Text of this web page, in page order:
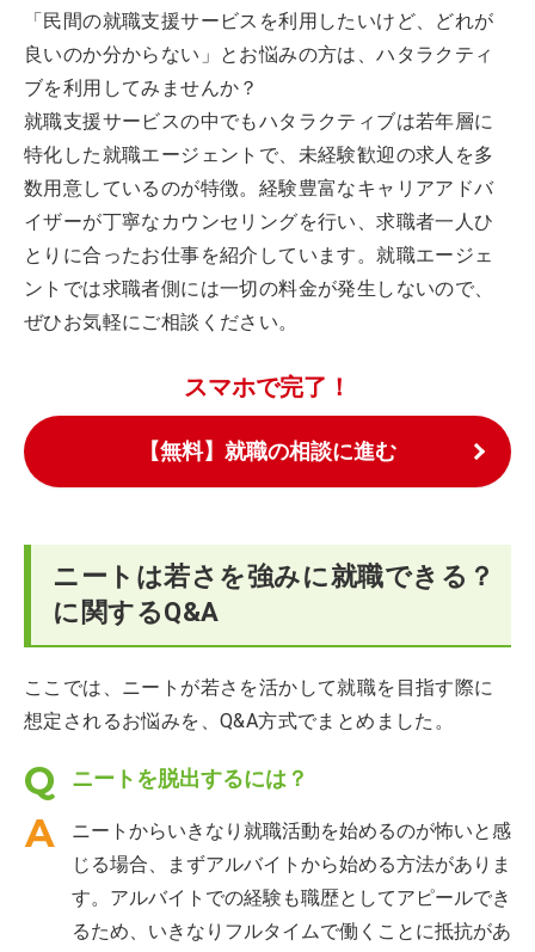
「民間の就職支援サービスを利用したいけど、どれが
良いのか分からない」とお悩みの方は、ハタラクティ
ブを利用してみませんか？
就職支援サービスの中でもハタラクティブは若年層に
特化した就職エージェントで、未経験歓迎の求人を多
数用意しているのが特徴。経験豊富なキャリアアドバ
イザーが丁寧なカウンセリングを行い、求職者一人ひ
とりに合ったお仕事を紹介しています。就職エージェ
ントでは求職者側には一切の料金が発生しないので、
ぜひお気軽にご相談ください。
スマホで完了！
【無料】就職の相談に進む
ニートは若さを強みに就職できる？
に関するQ&A
ここでは、ニートが若さを活かして就職を目指す際に
想定されるお悩みを、Q&A方式でまとめました。
ニートを脱出するには？
ニートからいきなり就職活動を始めるのが怖いと感
じる場合、まずアルバイトから始める方法がありま
す。アルバイトでの経験も職歴としてアピールでき
るため、いきなりフルタイムで働くことに抵抗があ